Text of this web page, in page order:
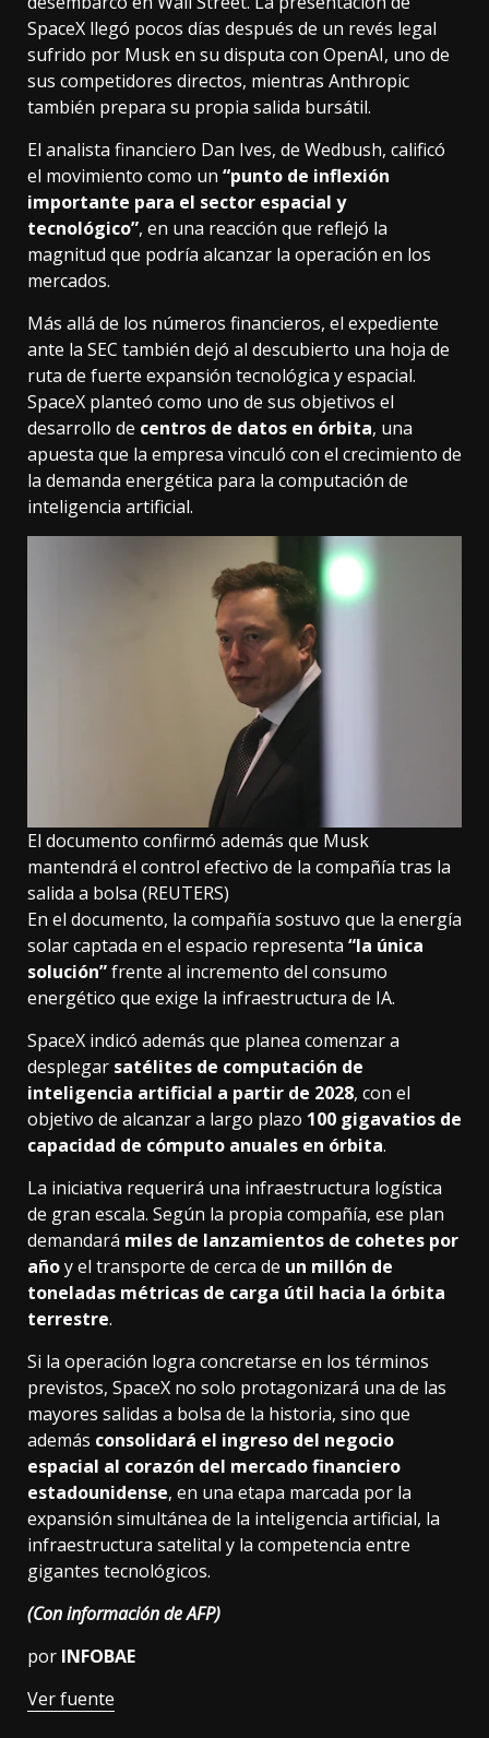
SpaceX llegó pocos días después de un revés legal
sufrido por Musk en su disputa con OpenAI, uno de
sus competidores directos, mientras Anthropic
también prepara su propia salida bursátil.
El analista financiero Dan Ives, de Wedbush, calificó
el movimiento como un “punto de inflexión
importante para el sector espacial y
tecnológico”, en una reacción que reflejó la
magnitud que podría alcanzar la operación en los
mercados.
Más allá de los números financieros, el expediente
ante la SEC también dejó al descubierto una hoja de
ruta de fuerte expansión tecnológica y espacial.
SpaceX planteó como uno de sus objetivos el
desarrollo de centros de datos en órbita, una
apuesta que la empresa vinculó con el crecimiento de
la demanda energética para la computación de
inteligencia artificial.
El documento confirmó además que Musk
mantendrá el control efectivo de la compañía tras la
salida a bolsa (REUTERS)
En el documento, la compañía sostuvo que la energía
solar captada en el espacio representa “la única
solución”frente al incremento del consumo
energético que exige la infraestructura de IA.
SpaceX indicó además que planea comenzar a
desplegar satélites de computación de
inteligencia artificial a partir de 2028, con el
objetivo de alcanzar a largo plazo 100 gigavatios de
capacidad de cómputo anuales en órbita.
La iniciativa requerirá una infraestructura logística
de gran escala. Según la propia compañía, ese plan
demandará miles de lanzamientos de cohetes por
añoy el transporte de cerca de un millón de
toneladas métricas de carga útil hacia la órbita
terrestre.
Si la operación logra concretarse en los términos
previstos, SpaceX no solo protagonizará una de las
mayores salidas a bolsa de la historia, sino que
además consolidará el ingreso del negocio
espacial al corazón del mercado financiero
estadounidense, en una etapa marcada por la
expansión simultánea de la inteligencia artificial, la
infraestructura satelital y la competencia entre
gigantes tecnológicos.
(Con información de AFP)
por INFOBAE
Ver fuente